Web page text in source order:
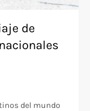
de
del mundo